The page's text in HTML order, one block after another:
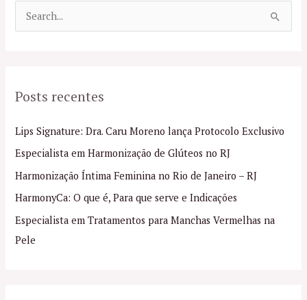
u
s
a
r
p
o
r
Posts recentes
Lips Signature: Dra. Caru Moreno lança Protocolo Exclusivo
Especialista em Harmonização de Glúteos no RJ
Harmonização Íntima Feminina no Rio de Janeiro – RJ
HarmonyCa: O que é, Para que serve e Indicações
Especialista em Tratamentos para Manchas Vermelhas na
Pele